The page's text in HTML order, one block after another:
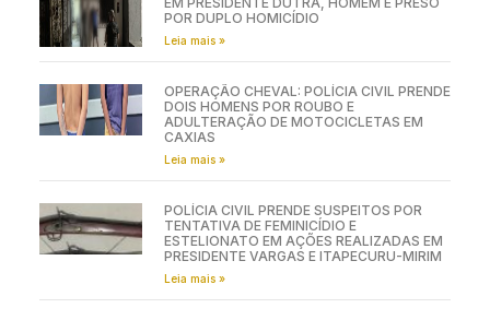
POR DUPLO HOMICÍDIO
Leia mais »
OPERAÇÃO CHEVAL: POLÍCIA CIVIL PRENDE
DOIS HOMENS POR ROUBO E
ADULTERAÇÃO DE MOTOCICLETAS EM
CAXIAS
Leia mais »
POLÍCIA CIVIL PRENDE SUSPEITOS POR
TENTATIVA DE FEMINICÍDIO E
ESTELIONATO EM AÇÕES REALIZADAS EM
PRESIDENTE VARGAS E ITAPECURU-MIRIM
Leia mais »